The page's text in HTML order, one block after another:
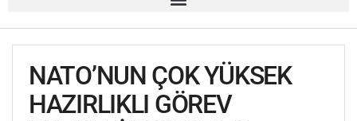
NATO’NUN ÇOK YÜKSEK
HAZIRLIKLI GÖREV